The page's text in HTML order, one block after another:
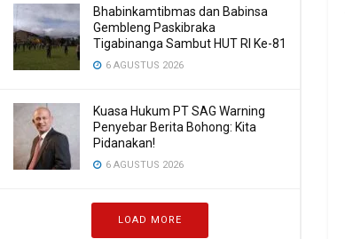
Bhabinkamtibmas dan Babinsa
Gembleng Paskibraka
Tigabinanga Sambut HUT RI Ke-81
6 AGUSTUS 2026
Kuasa Hukum PT SAG Warning
Penyebar Berita Bohong: Kita
Pidanakan!
6 AGUSTUS 2026
LOAD MORE